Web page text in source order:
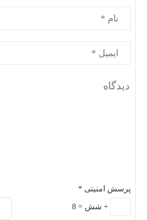
پرسش امنیتی *
+ شش =
8